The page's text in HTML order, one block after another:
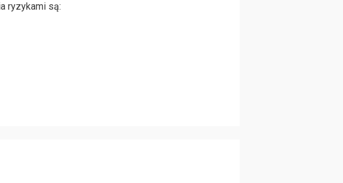
ryzykami są: